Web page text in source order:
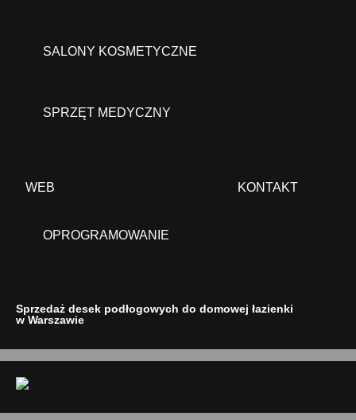
SALONY KOSMETYCZNE
SPRZĘT MEDYCZNY
WEB
OPROGRAMOWANIE
KONTAKT
Sprzedaż desek podłogowych do domowej łazienki
w Warszawie